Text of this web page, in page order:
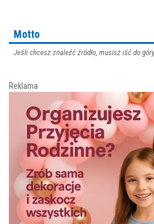
Motto
Jeśli chcesz znaleźć źródło, musisz iść do
Reklama